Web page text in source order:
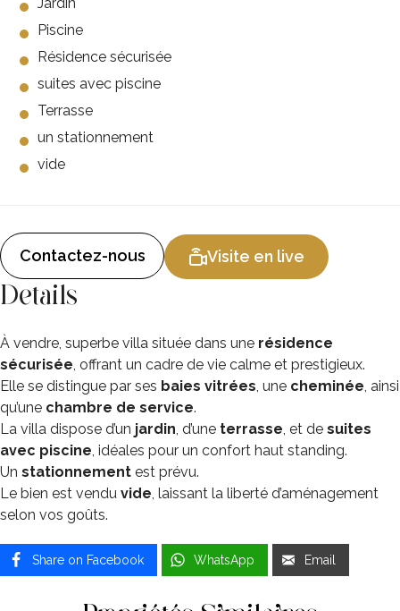
Jardin
Piscine
Résidence sécurisée
suites avec piscine
Terrasse
un stationnement
vide
Contactez-nous Visite en live
Details
À vendre, superbe villa située dans une résidence
sécurisée, offrant un cadre de vie calme et prestigieux.
Elle se distingue par ses baies vitrées, une cheminée, ainsi
qu’une chambre de service.
La villa dispose d’un jardin, d’une terrasse, et de suites
avec piscine, idéales pour un confort haut standing.
Un stationnement est prévu.
Le bien est vendu vide, laissant la liberté d’aménagement
selon vos goûts.
Share on Facebook WhatsApp Email